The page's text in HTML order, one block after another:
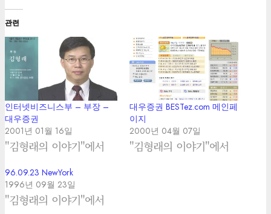
관련
인터넷비즈니스부 – 부장 –
대우증권
2001년 01월 16일
"김형래의 이야기"에서
대우증권 BESTez.com 메인페
이지
2000년 04월 07일
"김형래의 이야기"에서
96.09.23 NewYork
1996년 09월 23일
"김형래의 이야기"에서